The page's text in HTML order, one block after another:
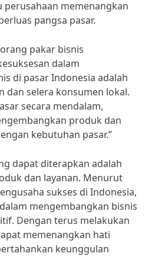
memenangkan
pangsa pasar.
pakar bisnis
dalam
di pasar Indonesia adalah
dan selera konsumen lokal.
secara mendalam,
produk dan
kebutuhan pasar.”
dapat diterapkan adalah
dan layanan. Menurut
sukses di Indonesia,
mengembangkan bisnis
Dengan terus melakukan
memenangkan hati
keunggulan